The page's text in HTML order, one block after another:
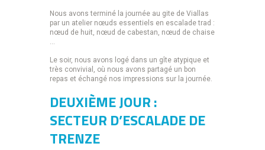
Nous avons terminé la journée au gite de Viallas
par un atelier nœuds essentiels en escalade trad :
nœud de huit, nœud de cabestan, nœud de chaise
…
Le soir, nous avons logé dans un gîte atypique et
très convivial, où nous avons partagé un bon
repas et échangé nos impressions sur la journée.
DEUXIÈME JOUR :
SECTEUR D’ESCALADE DE
TRENZE